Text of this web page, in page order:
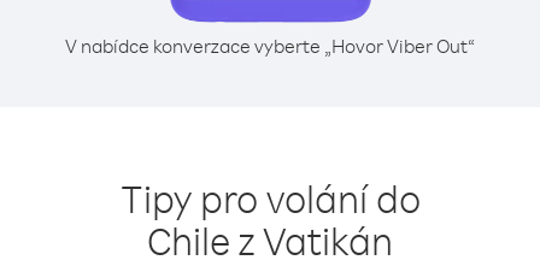
V nabídce konverzace vyberte „Hovor Viber Out“
Tipy pro volání do
Chile z Vatikán